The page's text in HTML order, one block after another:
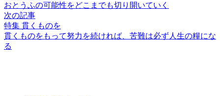
おとうふの可能性をどこまでも切り開いていく
次の記事
特集 貫くものを
貫くものをもって努力を続ければ、苦難は必ず人生の糧にな
る